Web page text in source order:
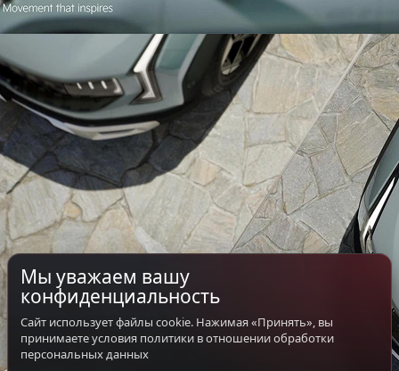
Мы уважаем вашу
конфиденциальность
Сайт использует файлы cookie. Нажимая «Принять», вы
принимаете условия политики в отношении обработки
персональных данных